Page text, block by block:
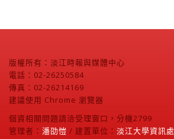
版權所有：淡江時報與媒體中心
電話：02-26250584
傳真：02-26214169
建議使用 Chrome 瀏覽器
個資相關問題請洽受理窗口，分機2799
管理者： 潘劭愷 / 建置單位： 淡江大學資訊處